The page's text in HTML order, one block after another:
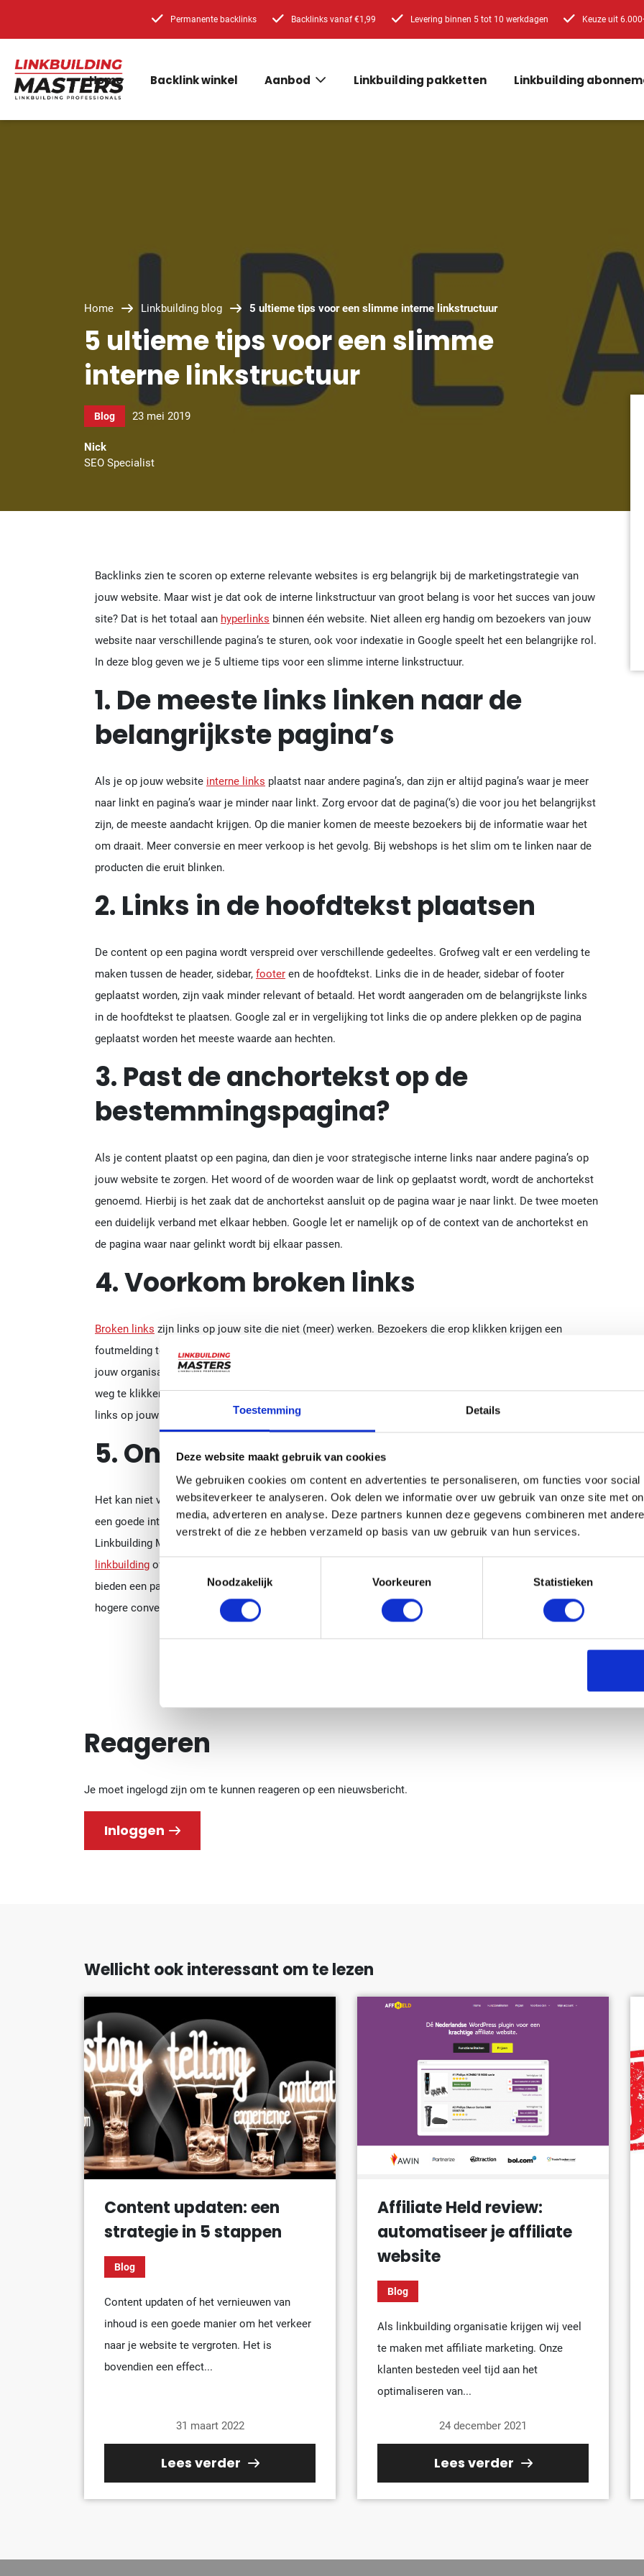
Toestemming Details
Deze website maakt gebruik van cookies
We gebruiken cookies om content en advertenties te personaliseren, om functies voor
websiteverkeer te analyseren. Ook delen we informatie over uw gebruik van onze site met
media, adverteren en analyse. Deze partners kunnen deze gegevens combineren met
verstrekt of die ze hebben verzameld op basis van uw gebruik van hun services.
Toestemmingsselectie
Noodzakelijk
Voorkeuren Statistieken
Permanente backlinks Backlinks vanaf €1,99 Levering binnen 5 tot 10 werkdagen Keuze uit
Home Backlink winkel Aanbod Linkbuilding pakketten Linkbuilding
Home Linkbuilding blog 5 ultieme tips voor een slimme interne linkstructuur
5 ultieme tips voor een slimme
interne linkstructuur
Blog 23 mei 2019
Nick
SEO Specialist
Backlinks zien te scoren op externe relevante websites is erg belangrijk bij de marketingstrategie van
jouw website. Maar wist je dat ook de interne linkstructuur van groot belang is voor het succes van jouw
site? Dat is het totaal aan hyperlinks binnen één website. Niet alleen erg handig om bezoekers van jouw
website naar verschillende pagina’s te sturen, ook voor indexatie in Google speelt het een belangrijke rol.
In deze blog geven we je 5 ultieme tips voor een slimme interne linkstructuur.
1. De meeste links linken naar de
belangrijkste pagina’s
Als je op jouw website interne links plaatst naar andere pagina’s, dan zijn er altijd pagina’s waar je meer
naar linkt en pagina’s waar je minder naar linkt. Zorg ervoor dat de pagina(‘s) die voor jou het belangrijkst
zijn, de meeste aandacht krijgen. Op die manier komen de meeste bezoekers bij de informatie waar het
om draait. Meer conversie en meer verkoop is het gevolg. Bij webshops is het slim om te linken naar de
producten die eruit blinken.
2. Links in de hoofdtekst plaatsen
De content op een pagina wordt verspreid over verschillende gedeeltes. Grofweg valt er een verdeling te
maken tussen de header, sidebar, footer en de hoofdtekst. Links die in de header, sidebar of footer
geplaatst worden, zijn vaak minder relevant of betaald. Het wordt aangeraden om de belangrijkste links
in de hoofdtekst te plaatsen. Google zal er in vergelijking tot links die op andere plekken op de pagina
geplaatst worden het meeste waarde aan hechten.
3. Past de anchortekst op de
bestemmingspagina?
Als je content plaatst op een pagina, dan dien je voor strategische interne links naar andere pagina’s op
jouw website te zorgen. Het woord of de woorden waar de link op geplaatst wordt, wordt de anchortekst
genoemd. Hierbij is het zaak dat de anchortekst aansluit op de pagina waar je naar linkt. De twee moeten
een duidelijk verband met elkaar hebben. Google let er namelijk op of de context van de anchortekst en
de pagina waar naar gelinkt wordt bij elkaar passen.
4. Voorkom broken links
Broken links zijn links op jouw site die niet (meer) werken. Bezoekers die erop klikken krijgen een
foutmelding te zien. Vervelend voor jouw klanten, die mogelijk minder vertrouwen hebben gekregen in
jouw organisatie. Misschien loop je hiermee zelfs omzet mis! Een bezoeker is in zo’n geval geneigd om
weg te klikken en gaat wellicht naar een van jouw concurrenten. Controleer daarom periodiek of alle
links op jouw website nog werken. Vervang de broken links door goed werkende links.
5. Onmisbaar: backlinks
Het kan niet vaak genoegd gezegd worden: backlinks zijn een succesfactor voor jouw website. Naast
een goede interne linkstructuur moet je zorgen voor voldoende backlinks van relevante pagina’s.
Linkbuilding Masters helpen jou hierbij. Of je nu kiest voor een totaaloplossing in de vorm van
linkbuilding of voor een van onze
bieden een passende oplossing voor iedere online ondernemer. Een hogere indexatie door Google, een
hogere conversie en meer omzet liggen binnen handbereik.
Reageren
Je moet ingelogd zijn om te kunnen reageren op een nieuwsbericht.
Inloggen
Wellicht ook interessant om te lezen
Content updaten: een
strategie in 5 stappen
Blog
Content updaten of het vernieuwen van
inhoud is een goede manier om het verkeer
naar je website te vergroten. Het is
bovendien een effect...
Lees verder
31 maart 2022
Affiliate Held review:
automatiseer je affiliate
website
Blog
Als linkbuilding organisatie krijgen wij veel
te maken met affiliate marketing. Onze
klanten besteden veel tijd aan het
optimaliseren van...
Lees verder
24 december 2021